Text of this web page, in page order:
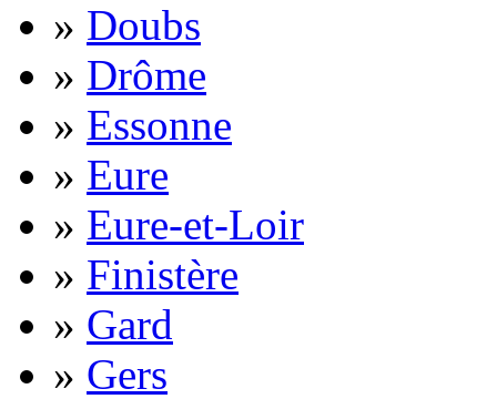
» Doubs
» Drôme
» Essonne
» Eure
» Eure-et-Loir
» Finistère
» Gard
» Gers